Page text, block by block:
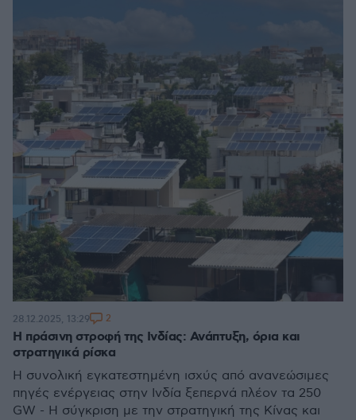
Η πράσινη στροφή της Ινδίας: Ανάπτυξη, όρια και
στρατηγικά ρίσκα
Η συνολική εγκατεστημένη ισχύς από ανανεώσιμες
πηγές ενέργειας στην Ινδία ξεπερνά πλέον τα 250
GW - Η σύγκριση με την στρατηγική της Κίνας και
28.12.2025, 13:29 2